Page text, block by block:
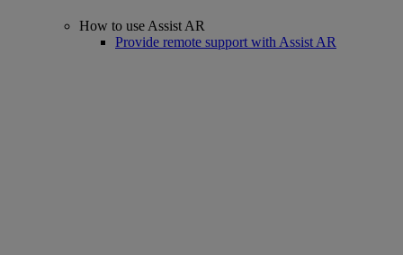
How to use Assist AR
Provide remote support with Assist AR